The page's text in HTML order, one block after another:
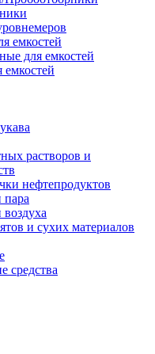
емкостей
для емкостей
растворов и
нефтепродуктов
пара
и сухих материалов